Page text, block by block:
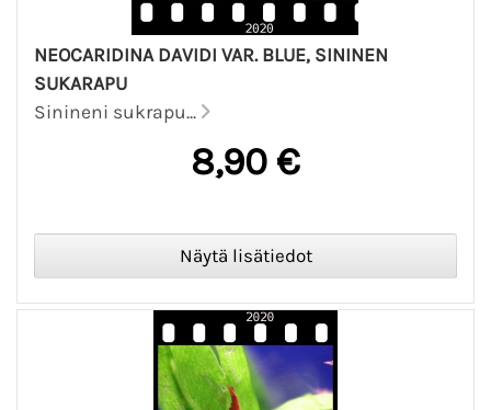
NEOCARIDINA DAVIDI VAR. BLUE, SININEN
SUKARAPU
Sinineni sukrapu...
8,90 €